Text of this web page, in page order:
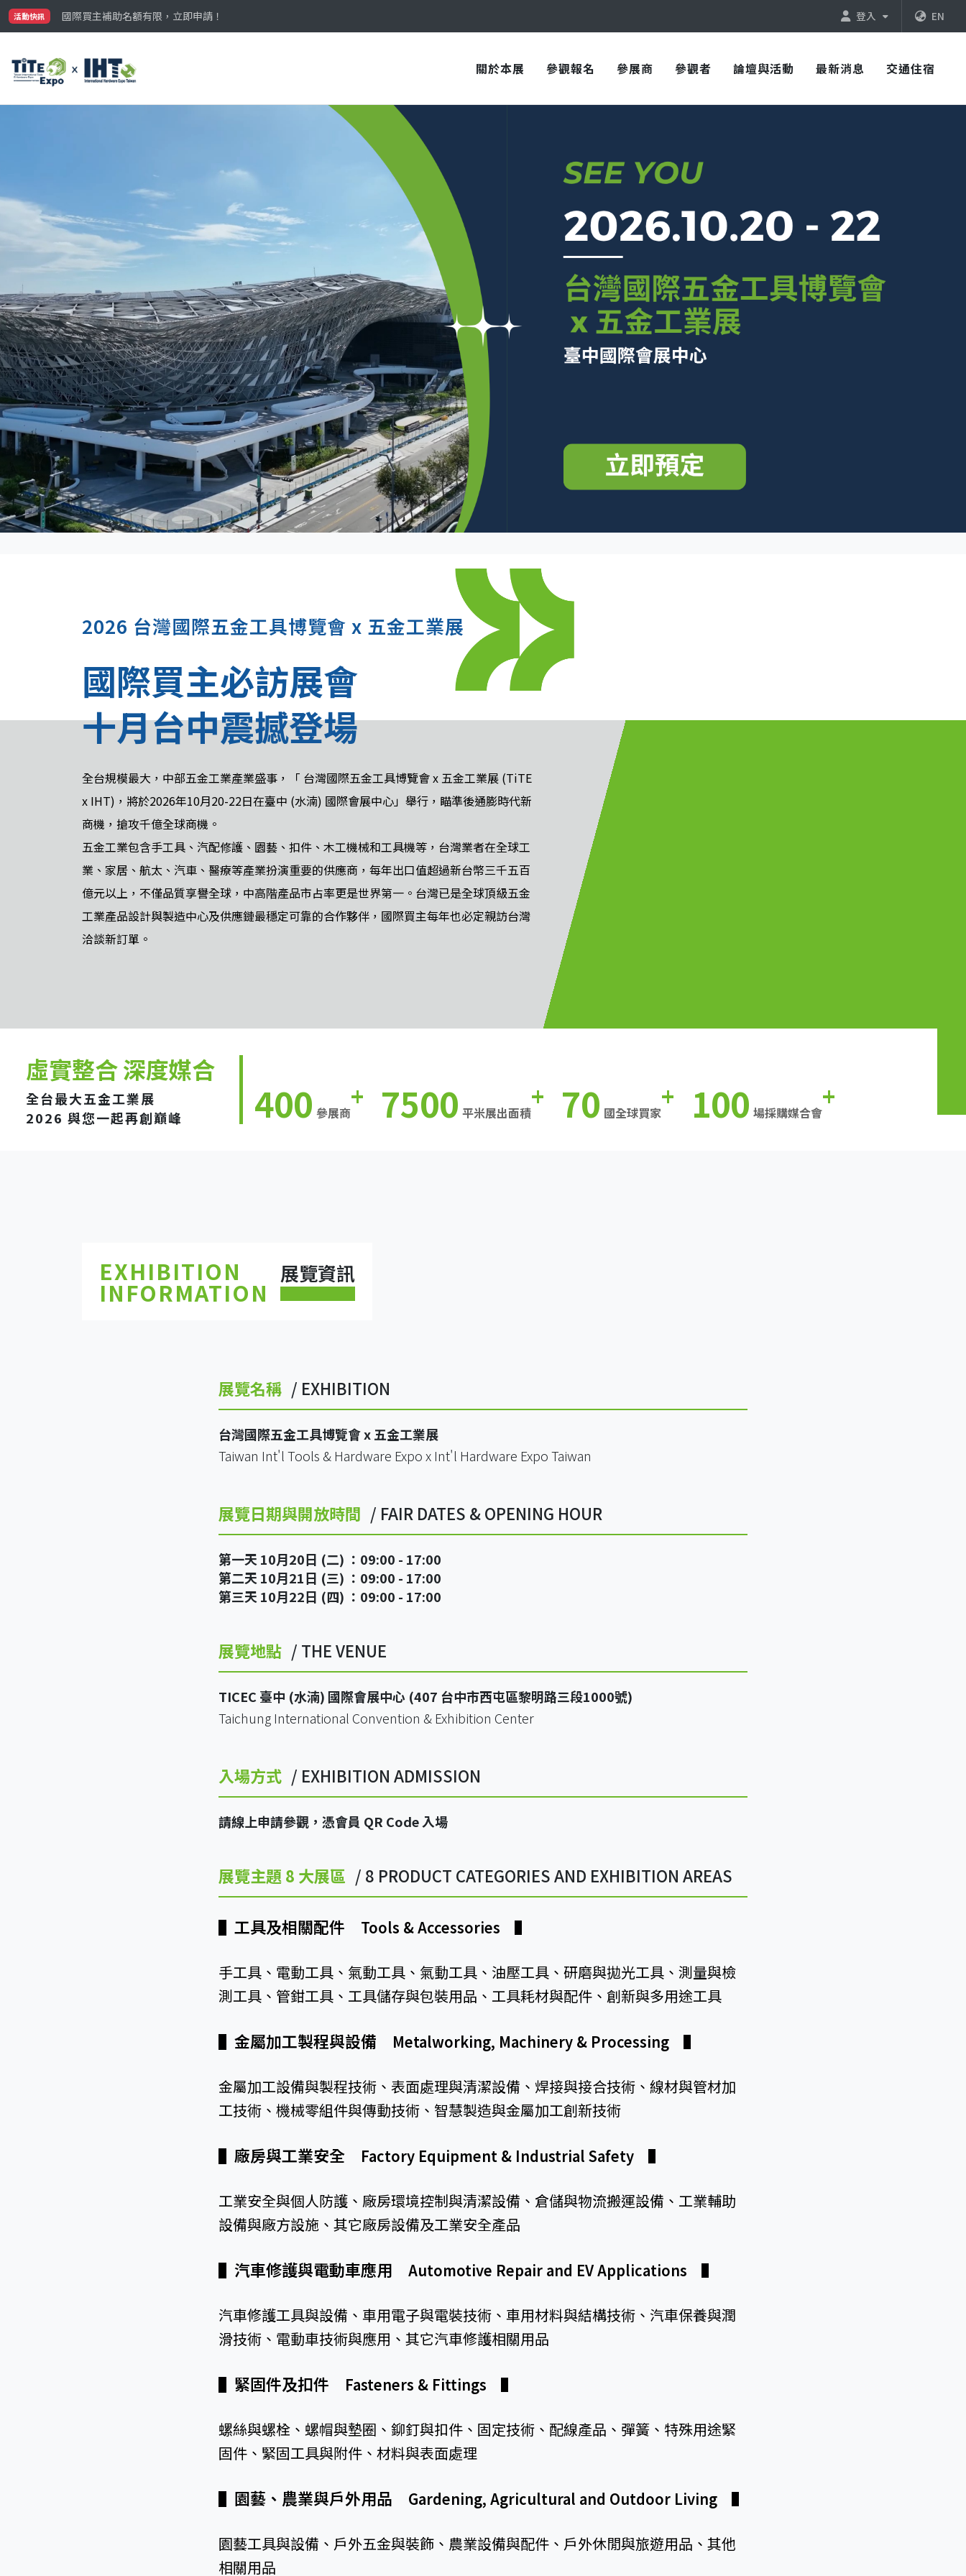
活動快訊
參觀門票開放申請中‼️
最大規模台灣五金展TiTE x IHT，2026/10/20-22與您在臺中國際會展中心再次相見！
登入 EN
關於本展 參觀報名 參展商 參觀者 論壇與活動 最新消息 交通住宿
2026 台灣國際五金工具博覽會 x 五金工業展
國際買主必訪展會
十月台中震撼登場
全台規模最大，中部五金工業產業盛事，「 台灣國際五金工具博覽會 x 五金工業展 (TiTE
x IHT)，將於2026年10月20-22日在臺中 (水湳) 國際會展中心」舉行，瞄準後通膨時代新
商機，搶攻千億全球商機。
五金工業包含手工具、汽配修護、園藝、扣件、木工機械和工具機等，台灣業者在全球工
業、家居、航太、汽車、醫療等產業扮演重要的供應商，每年出口值超過新台幣三千五百
億元以上，不僅品質享譽全球，中高階產品市占率更是世界第一。台灣已是全球頂級五金
工業產品設計與製造中心及供應鏈最穩定可靠的合作夥伴，國際買主每年也必定親訪台灣
洽談新訂單。
虛實整合 深度媒合
全台最大五金工業展
2026 與您一起再創巔峰
400 參展商+ 7500 平米展出面積+ 70 國全球買家+ 100 場採購媒合會+
EXHIBITION
INFORMATION
展覽資訊
展覽名稱 / EXHIBITION
台灣國際五金工具博覽會 x 五金工業展
Taiwan Int'l Tools & Hardware Expo x Int'l Hardware Expo Taiwan
展覽日期與開放時間 / FAIR DATES & OPENING HOUR
第一天 10月20日 (二) ：09:00 - 17:00
第二天 10月21日 (三) ：09:00 - 17:00
第三天 10月22日 (四) ：09:00 - 17:00
展覽地點 / THE VENUE
TICEC 臺中 (水湳) 國際會展中心 (407 台中市西屯區黎明路三段1000號)
Taichung International Convention & Exhibition Center
入場方式 / EXHIBITION ADMISSION
請線上申請參觀，憑會員 QR Code 入場
展覽主題 8 大展區 / 8 PRODUCT CATEGORIES AND EXHIBITION AREAS
▌ 工具及相關配件 Tools & Accessories ▌
手工具、電動工具、氣動工具、氣動工具、油壓工具、研磨與拋光工具、測量與檢
測工具、管鉗工具、工具儲存與包裝用品、工具耗材與配件、創新與多用途工具
▌ 金屬加工製程與設備 Metalworking, Machinery & Processing ▌
金屬加工設備與製程技術、表面處理與清潔設備、焊接與接合技術、線材與管材加
工技術、機械零組件與傳動技術、智慧製造與金屬加工創新技術
▌ 廠房與工業安全 Factory Equipment & Industrial Safety ▌
工業安全與個人防護、廠房環境控制與清潔設備、倉儲與物流搬運設備、工業輔助
設備與廠方設施、其它廠房設備及工業安全產品
▌ 汽車修護與電動車應用 Automotive Repair and EV Applications ▌
汽車修護工具與設備、車用電子與電裝技術、車用材料與結構技術、汽車保養與潤
滑技術、電動車技術與應用、其它汽車修護相關用品
▌ 緊固件及扣件 Fasteners & Fittings ▌
螺絲與螺栓、螺帽與墊圈、鉚釘與扣件、固定技術、配線產品、彈簧、特殊用途緊
固件、緊固工具與附件、材料與表面處理
▌ 園藝、農業與戶外用品 Gardening, Agricultural and Outdoor Living ▌
園藝工具與設備、戶外五金與裝飾、農業設備與配件、戶外休閒與旅遊用品、其他
相關用品